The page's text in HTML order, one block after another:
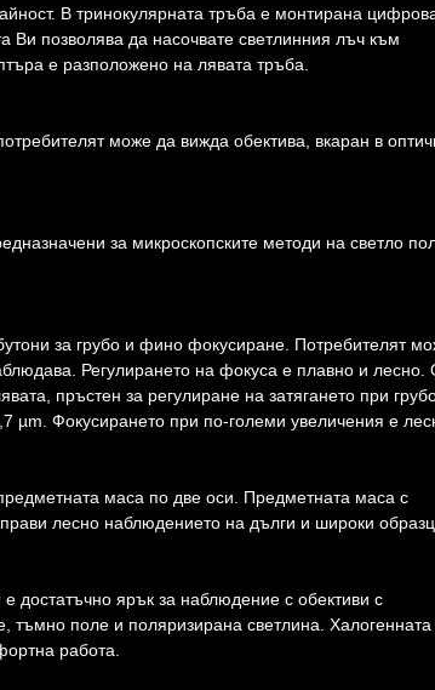
В тринокулярната тръба е монтирана
Ви позволява да насочвате светлинния лъч към
е разположено на лявата тръба.
може да вижда обектива, вкаран в
за микроскопските методи на светло
за грубо и фино фокусиране. Потребителят
Регулирането на фокуса е плавно и лесно.
пръстен за регулиране на затягането при
µm. Фокусирането при по-големи увеличения е
маса по две оси. Предметната маса с
лесно наблюдението на дълги и широки
достатъчно ярък за наблюдение с обективи с
тъмно поле и поляризирана светлина. Халогенната
работа.